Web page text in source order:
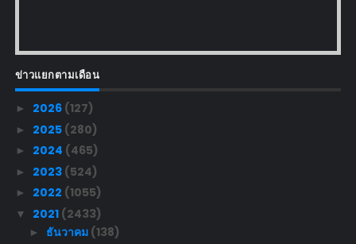
ข่าวแยกตามเดือน
► 2026 (127)
► 2025 (280)
► 2024 (465)
► 2023 (524)
► 2022 (1055)
▼ 2021 (2433)
► ธันวาคม (138)